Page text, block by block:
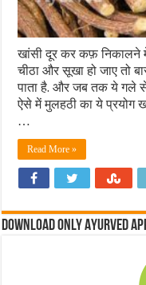
खांसी दूर कर कफ़ निकालने
चीठा और सूखा हो जाए तो
पाता है. और जब तक ये गले से
ऐसे में मुलहठी का ये प्रयोग
…
Read More »
Download Only Ayurved